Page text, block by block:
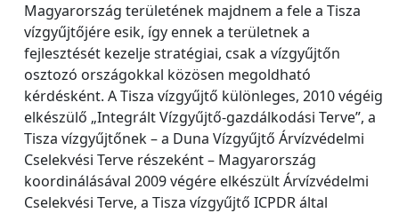
Magyarország területének majdnem a fele a Tisza
vízgyűjtőjére esik, így ennek a területnek a
fejlesztését kezelje stratégiai, csak a vízgyűjtőn
osztozó országokkal közösen megoldható
kérdésként. A Tisza vízgyűjtő különleges, 2010 végéig
elkészülő „Integrált Vízgyűjtő-gazdálkodási Terve”, a
Tisza vízgyűjtőnek – a Duna Vízgyűjtő Árvízvédelmi
Cselekvési Terve részeként – Magyarország
koordinálásával 2009 végére elkészült Árvízvédelmi
Cselekvési Terve, a Tisza vízgyűjtő ICPDR által